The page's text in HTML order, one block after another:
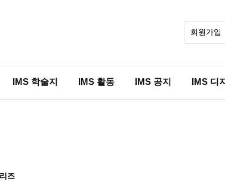
회원가입
IMS 학술지 IMS 활동 IMS 공지 IMS 디
즈